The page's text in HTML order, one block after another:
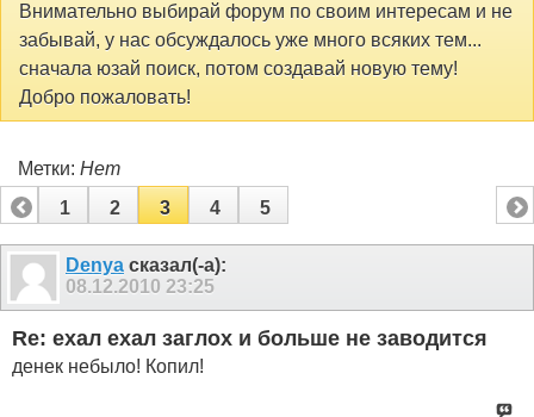
Внимательно выбирай форум по своим интересам и не
забывай, у нас обсуждалось уже много всяких тем...
сначала юзай поиск, потом создавай новую тему!
Добро пожаловать!
Метки: Нет
1
2 3 4 5
Denya сказал(-а):
08.12.2010 23:25
Re: ехал ехал заглох и больше не заводится
денек небыло! Копил!